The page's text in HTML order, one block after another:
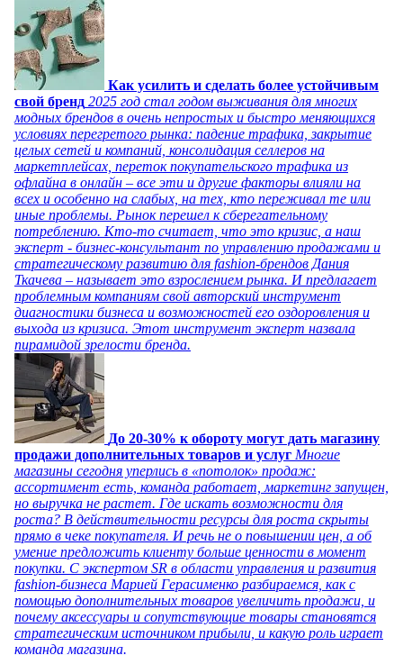
Как усилить и сделать более устойчивым
свой бренд 2025 год стал годом выживания для многих
модных брендов в очень непростых и быстро меняющихся
условиях перегретого рынка: падение трафика, закрытие
целых сетей и компаний, консолидация селлеров на
маркетплейсах, переток покупательского трафика из
офлайна в онлайн – все эти и другие факторы влияли на
всех и особенно на слабых, на тех, кто переживал те или
иные проблемы. Рынок перешел к сберегательному
потреблению. Кто-то считает, что это кризис, а наш
эксперт - бизнес-консультант по управлению продажами и
стратегическому развитию для fashion-брендов Дания
Ткачева – называет это взрослением рынка. И предлагает
проблемным компаниям свой авторский инструмент
диагностики бизнеса и возможностей его оздоровления и
выхода из кризиса. Этот инструмент эксперт назвала
пирамидой зрелости бренда.
До 20-30% к обороту могут дать магазину
продажи дополнительных товаров и услуг Многие
магазины сегодня уперлись в «потолок» продаж:
ассортимент есть, команда работает, маркетинг запущен,
но выручка не растет. Где искать возможности для
роста? В действительности ресурсы для роста скрыты
прямо в чеке покупателя. И речь не о повышении цен, а об
умение предложить клиенту больше ценности в момент
покупки. С экспертом SR в области управления и развития
fashion-бизнеса Марией Герасименко разбираемся, как с
помощью дополнительных товаров увеличить продажи, и
почему аксессуары и сопутствующие товары становятся
стратегическим источником прибыли, и какую роль играет
команда магазина.